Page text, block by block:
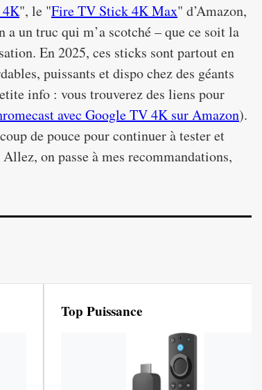
4K", le "Fire TV Stick 4K Max" d’Amazon,
a un truc qui m’a scotché – que ce soit la
En 2025, ces sticks sont partout en
puissants et dispo chez des géants
info : vous trouverez des liens pour
avec Google TV 4K sur Amazon).
de pouce pour continuer à tester et
on passe à mes recommandations,
Top Puissance